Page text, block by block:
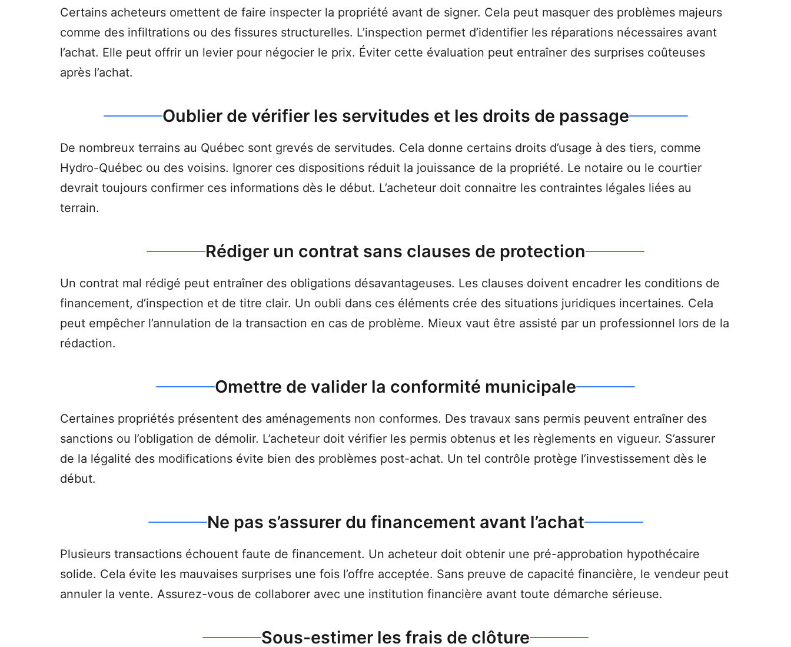
Certains acheteurs omettent de faire inspecter la propriété avant de signer. Cela peut masquer des problèmes majeurs
comme des infiltrations ou des fissures structurelles. L’inspection permet d’identifier les réparations nécessaires avant
l’achat. Elle peut offrir un levier pour négocier le prix. Éviter cette évaluation peut entraîner des surprises coûteuses
après l’achat.
Oublier de vérifier les servitudes et les droits de passage
De nombreux terrains au Québec sont grevés de servitudes. Cela donne certains droits d’usage à des tiers, comme
Hydro-Québec ou des voisins. Ignorer ces dispositions réduit la jouissance de la propriété. Le notaire ou le courtier
devrait toujours confirmer ces informations dès le début. L’acheteur doit connaitre les contraintes légales liées au
terrain.
Rédiger un contrat sans clauses de protection
Un contrat mal rédigé peut entraîner des obligations désavantageuses. Les clauses doivent encadrer les conditions de
financement, d’inspection et de titre clair. Un oubli dans ces éléments crée des situations juridiques incertaines. Cela
peut empêcher l’annulation de la transaction en cas de problème. Mieux vaut être assisté par un professionnel lors de la
rédaction.
Omettre de valider la conformité municipale
Certaines propriétés présentent des aménagements non conformes. Des travaux sans permis peuvent entraîner des
sanctions ou l’obligation de démolir. L’acheteur doit vérifier les permis obtenus et les règlements en vigueur. S’assurer
de la légalité des modifications évite bien des problèmes post-achat. Un tel contrôle protège l’investissement dès le
début.
Ne pas s’assurer du financement avant l’achat
Plusieurs transactions échouent faute de financement. Un acheteur doit obtenir une pré-approbation hypothécaire
solide. Cela évite les mauvaises surprises une fois l’offre acceptée. Sans preuve de capacité financière, le vendeur peut
annuler la vente. Assurez-vous de collaborer avec une institution financière avant toute démarche sérieuse.
Sous-estimer les frais de clôture